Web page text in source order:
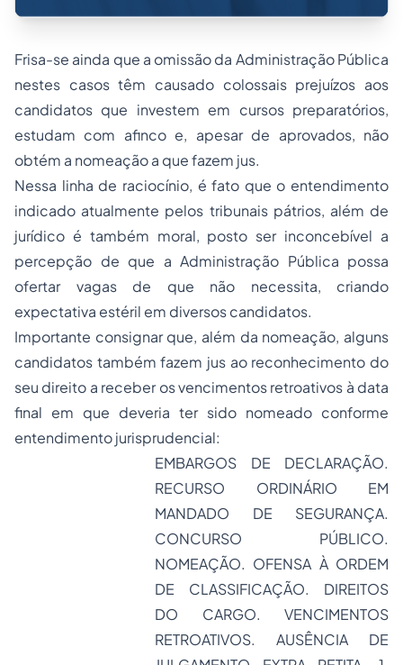
Frisa-se ainda que a omissão da Administração Pública
nestes casos têm causado colossais prejuízos aos
candidatos que investem em cursos preparatórios,
estudam com afinco e, apesar de aprovados, não
obtém a nomeação a que fazem jus.
Nessa linha de raciocínio, é fato que o entendimento
indicado atualmente pelos tribunais pátrios, além de
jurídico é também moral, posto ser inconcebível a
percepção de que a Administração Pública possa
ofertar vagas de que não necessita, criando
expectativa estéril em diversos candidatos.
Importante consignar que, além da nomeação, alguns
candidatos também fazem jus ao reconhecimento do
seu direito a receber os vencimentos retroativos à data
final em que deveria ter sido nomeado conforme
entendimento jurisprudencial:
EMBARGOS DE DECLARAÇÃO.
RECURSO ORDINÁRIO EM
MANDADO DE SEGURANÇA.
CONCURSO PÚBLICO.
NOMEAÇÃO. OFENSA À ORDEM
DE CLASSIFICAÇÃO. DIREITOS
DO CARGO. VENCIMENTOS
RETROATIVOS. AUSÊNCIA DE